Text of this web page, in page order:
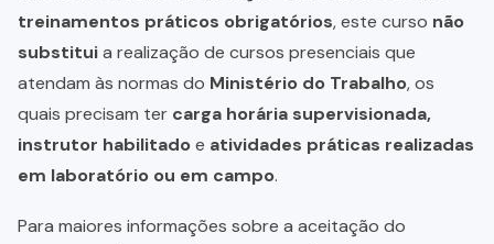
treinamentos práticos obrigatórios, este curso não
substituia realização de cursos presenciais que
atendam às normas do Ministério do Trabalho, os
quais precisam ter carga horária supervisionada,
instrutor habilitadoe atividades práticas realizadas
em laboratório ou em campo.
Para maiores informações sobre a aceitação do